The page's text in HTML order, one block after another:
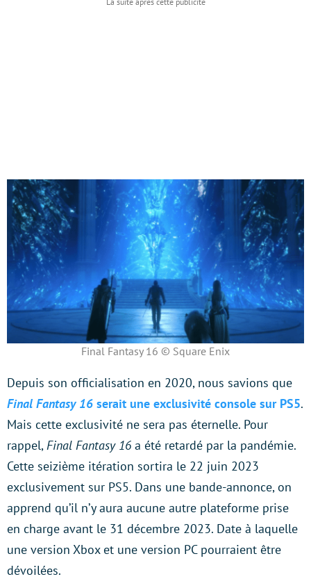
Final Fantasy 16 © Square Enix
Depuis son officialisation en 2020, nous savions que
Final Fantasy 16 serait une exclusivité console sur PS5.
Mais cette exclusivité ne sera pas éternelle. Pour
rappel,Final Fantasy 16 a été retardé par la pandémie.
Cette seizième itération sortira le 22 juin 2023
exclusivement sur PS5. Dans une bande-annonce, on
apprend qu’il n’y aura aucune autre plateforme prise
en charge avant le 31 décembre 2023. Date à laquelle
une version Xbox et une version PC pourraient être
dévoilées.